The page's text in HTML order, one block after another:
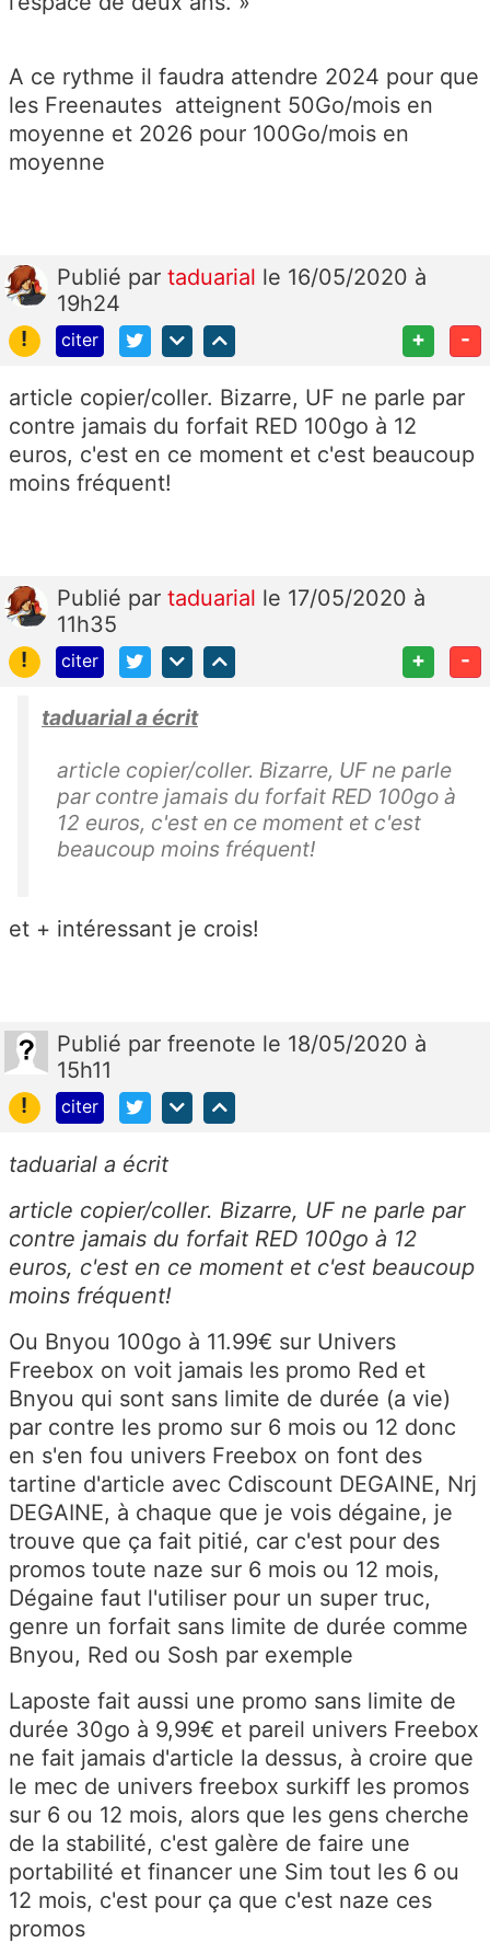
A ce rythme il faudra attendre 2024 pour que
les Freenautes atteignent 50Go/mois en
moyenne et 2026 pour 100Go/mois en
moyenne
Publié par taduarial le 16/05/2020 à
19h24
!
citer + -
article copier/coller. Bizarre, UF ne parle par
contre jamais du forfait RED 100go à 12
euros, c'est en ce moment et c'est beaucoup
moins fréquent!
Publié par taduarial le 17/05/2020 à
11h35
!
citer + -
taduarial a écrit
article copier/coller. Bizarre, UF ne parle
par contre jamais du forfait RED 100go à
12 euros, c'est en ce moment et c'est
beaucoup moins fréquent!
et + intéressant je crois!
Publié par freenote le 18/05/2020 à
15h11
!
citer
taduarial a écrit
article copier/coller. Bizarre, UF ne parle par
contre jamais du forfait RED 100go à 12
euros, c'est en ce moment et c'est beaucoup
moins fréquent!
Ou Bnyou 100go à 11.99€ sur Univers
Freebox on voit jamais les promo Red et
Bnyou qui sont sans limite de durée (a vie)
par contre les promo sur 6 mois ou 12 donc
en s'en fou univers Freebox on font des
tartine d'article avec Cdiscount DEGAINE, Nrj
DEGAINE, à chaque que je vois dégaine, je
trouve que ça fait pitié, car c'est pour des
promos toute naze sur 6 mois ou 12 mois,
Dégaine faut l'utiliser pour un super truc,
genre un forfait sans limite de durée comme
Bnyou, Red ou Sosh par exemple
Laposte fait aussi une promo sans limite de
durée 30go à 9,99€ et pareil univers Freebox
ne fait jamais d'article la dessus, à croire que
le mec de univers freebox surkiff les promos
sur 6 ou 12 mois, alors que les gens cherche
de la stabilité, c'est galère de faire une
portabilité et financer une Sim tout les 6 ou
12 mois, c'est pour ça que c'est naze ces
promos